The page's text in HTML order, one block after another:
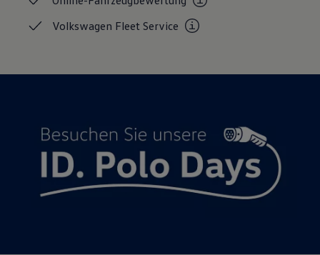
Volkswagen FleetService